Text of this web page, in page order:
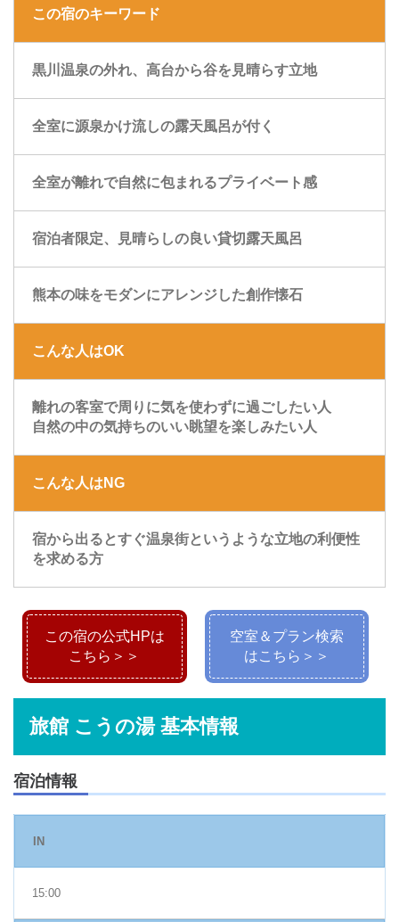
この宿のキーワード
黒川温泉の外れ、高台から谷を見晴らす立地
全室に源泉かけ流しの露天風呂が付く
全室が離れで自然に包まれるプライベート感
宿泊者限定、見晴らしの良い貸切露天風呂
熊本の味をモダンにアレンジした創作懐石
こんな人はOK
離れの客室で周りに気を使わずに過ごしたい人
自然の中の気持ちのいい眺望を楽しみたい人
こんな人はNG
宿から出るとすぐ温泉街というような立地の利便性
を求める方
この宿の公式HPは
こちら＞＞
空室＆プラン検索
はこちら＞＞
旅館 こうの湯 基本情報
宿泊情報
IN
15:00